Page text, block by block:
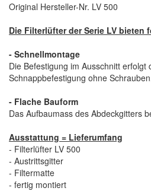
Original Hersteller-Nr. LV 500
Die Filterlüfter der Serie LV bieten
- Schnellmontage
Die Befestigung im Ausschnitt erfolgt
Schnappbefestigung ohne
- Flache Bauform
Das Aufbaumass des Abdeckgitters
Ausstattung = Lieferumfang
- Filterlüfter LV 500
- Austrittsgitter
- Filtermatte
- fertig montiert